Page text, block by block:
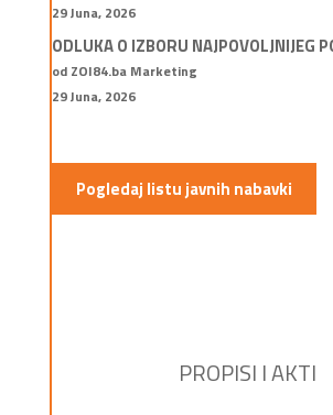
29 Juna, 2026
ODLUKA O IZBORU NAJPOVOLJNIJEG
od ZOI84.ba Marketing
29 Juna, 2026
Pogledaj listu javnih nabavki
PROPISI I AKTI